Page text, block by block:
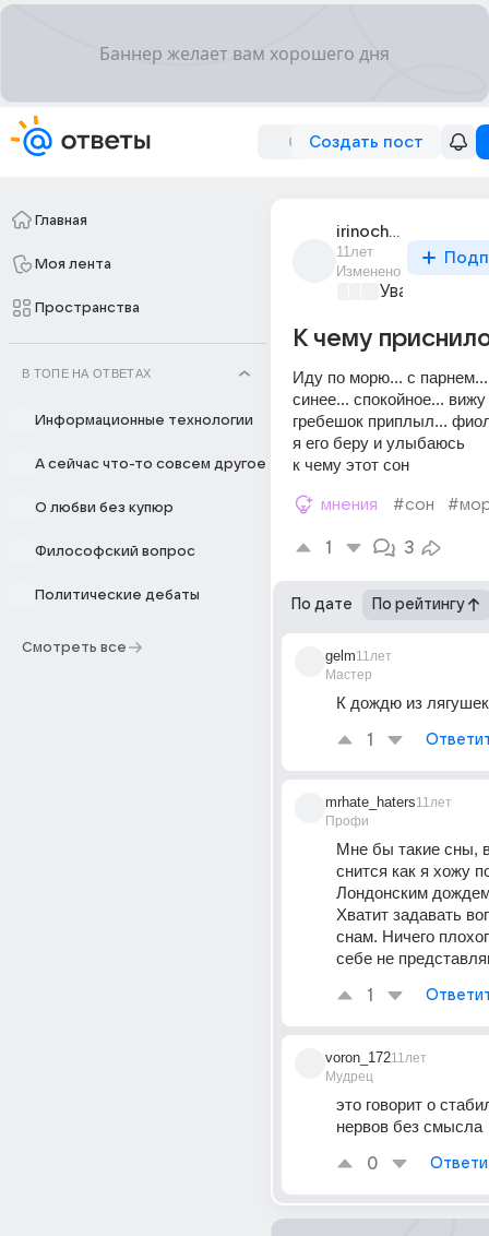
Создать пост
Главная
Моя лента
Пространства
В ТОПЕ НА ОТВЕТАХ
Информационные технологии
А сейчас что-то совсем другое
О любви без купюр
Философский вопрос
Политические дебаты
Смотреть все
irinochka_111111
11лет
Изменено
Уважаемый
К чему
Иду по морю... с
синее... спокойное...
гребешок приплыл...
я его беру и улыбаюсь
к чему этот сон
мнения #сон
1 3
По дате По рейтингу
gelm
Мастер
11лет
К дождю из
1
mrhate_haters
Профи
11лет
Мне бы такие сны,
снится как я хожу
Лондонским
Хватит задавать
снам. Ничего
себе не
1
voron_172
Мудрец
11лет
это говорит о
нервов без смысла
0